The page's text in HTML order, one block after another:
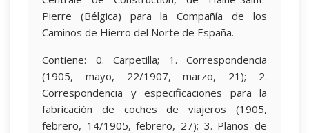
Pierre (Bélgica) para la Compañía de los
Caminos de Hierro del Norte de España.
Contiene: 0. Carpetilla; 1. Correspondencia
(1905, mayo, 22/1907, marzo, 21); 2.
Correspondencia y especificaciones para la
fabricación de coches de viajeros (1905,
febrero, 14/1905, febrero, 27); 3. Planos de